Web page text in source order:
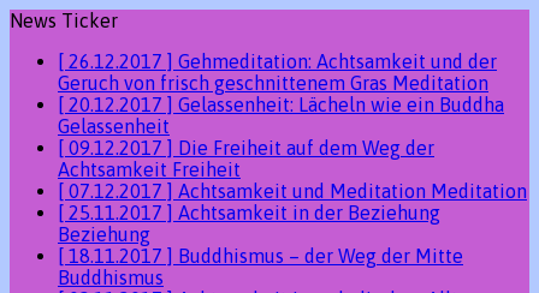
News Ticker
[ 26.12.2017 ] Gehmeditation: Achtsamkeit und der
Geruch von frisch geschnittenem Gras Meditation
[ 20.12.2017 ] Gelassenheit: Lächeln wie ein Buddha
Gelassenheit
[ 09.12.2017 ] Die Freiheit auf dem Weg der
Achtsamkeit Freiheit
[ 07.12.2017 ] Achtsamkeit und Meditation Meditation
[ 25.11.2017 ] Achtsamkeit in der Beziehung
Beziehung
[ 18.11.2017 ] Buddhismus – der Weg der Mitte
Buddhismus